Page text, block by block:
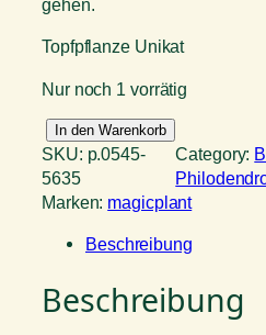
gehen.
Topfpflanze Unikat
Nur noch 1 vorrätig
h
i
l
n
In den Warenkorb
SKU: p.0545-
5635
Category:
Marken: magicplant
Beschreibung
Beschreibung